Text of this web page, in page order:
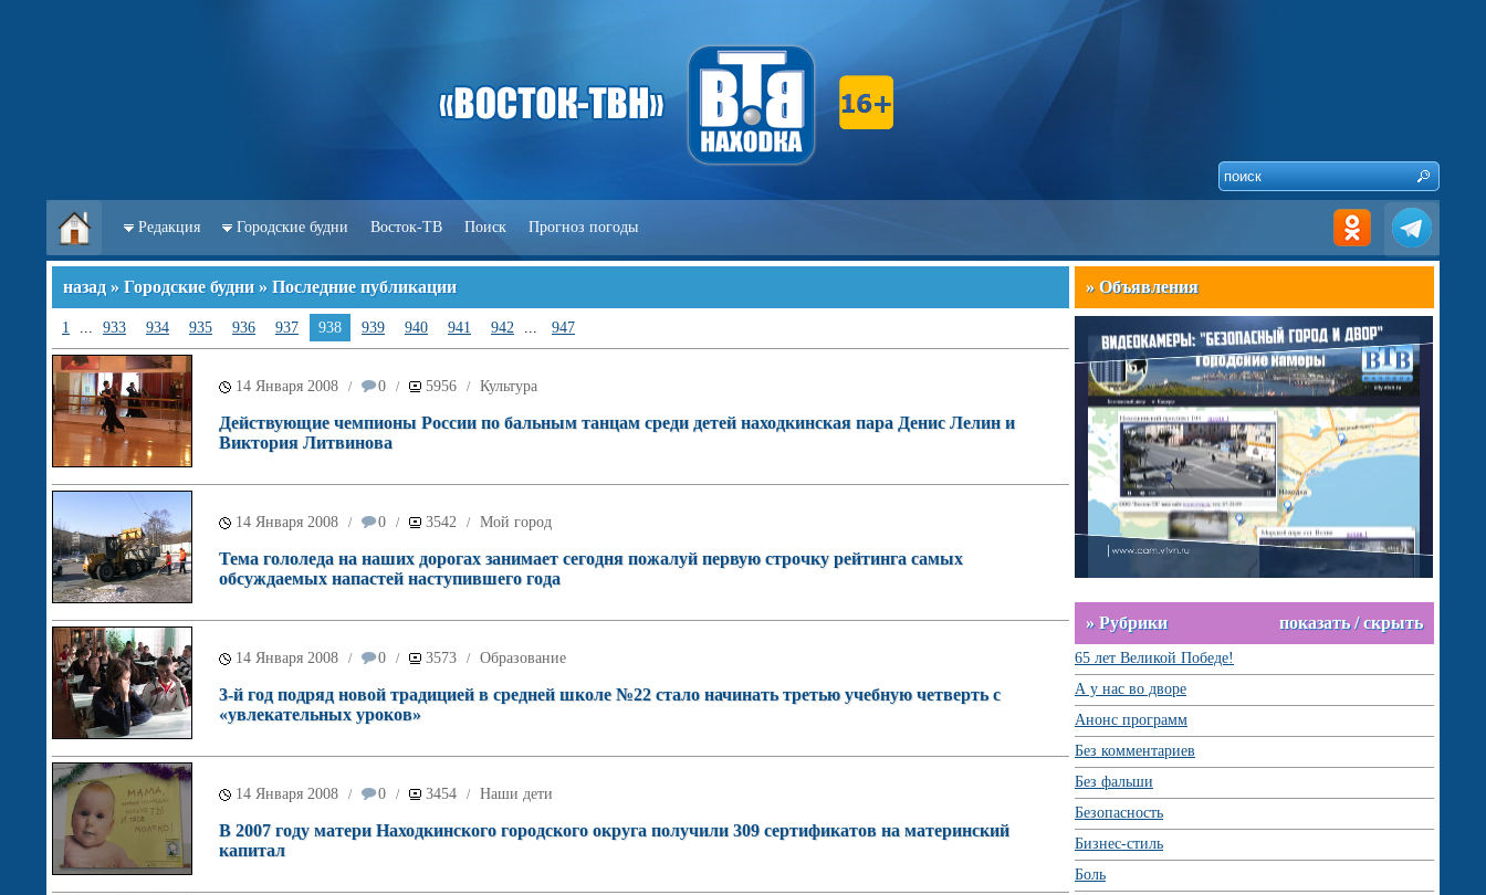
Редакция Городские будни Восток-ТВ Поиск Прогноз погоды
назад » Городские будни » Последние публикации
1 ... 933 934 935 936 937 938 939 940 941 942 ... 947
14 Января 2008 / 0 / 5956 / Культура
Действующие чемпионы России по бальным танцам среди детей находкинская пара Денис Лелин и
Виктория Литвинова
14 Января 2008 / 0 / 3542 / Мой город
Тема гололеда на наших дорогах занимает сегодня пожалуй первую строчку рейтинга самых
обсуждаемых напастей наступившего года
14 Января 2008 / 0 / 3573 / Образование
3-й год подряд новой традицией в средней школе №22 стало начинать третью учебную четверть с
«увлекательных уроков»
14 Января 2008 / 0 / 3454 / Наши дети
В 2007 году матери Находкинского городского округа получили 309 сертификатов на материнский
капитал
» Объявления
» Рубрики показать / скрыть
65 лет Великой Победе!
А у нас во дворе
Анонс программ
Без комментариев
Без фальши
Безопасность
Бизнес-стиль
Боль